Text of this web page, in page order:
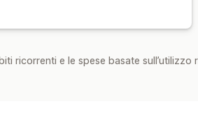
ricorrenti e le spese basate